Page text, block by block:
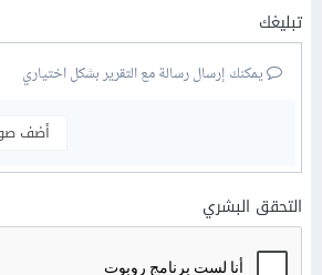
تبليغك
يمكنك إرسال رسالة مع التقرير بشكل اختياري
أضف
التحقق البشري